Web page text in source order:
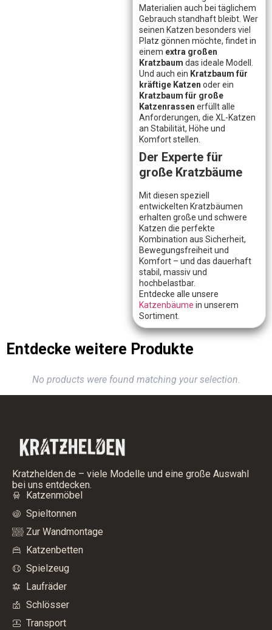
Materialien auch bei täglichem
Gebrauch standhaft bleibt. Wer
seinen Katzen besonders viel
Platz gönnen möchte, findet in
einem extra großen
Kratzbaum das ideale Modell.
Und auch ein Kratzbaum für
kräftige Katzen oder ein
Kratzbaum für große
Katzenrassen erfüllt alle
Anforderungen, die XL-Katzen
an Stabilität, Höhe und
Komfort stellen.
Der Experte für
große Kratzbäume
Mit diesen speziell
entwickelten Kratzbäumen
erhalten große und schwere
Katzen die perfekte
Kombination aus Sicherheit,
Bewegungsfreiheit und
Komfort – und das dauerhaft
stabil, massiv und
hochbelastbar.
Entdecke alle unsere
Katzenbäume in unserem
Sortiment.
Entdecke weitere Produkte
No products were found matching your selection.
Kratzhelden.de – viele Modelle und eine große Auswahl
bei uns entdecken.
Katzenmöbel
Spieltonnen
Zur Wandmontage
Katzenbetten
Spielzeug
Laufräder
Schlösser
Transport